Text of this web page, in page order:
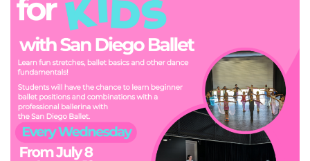
EVENTS CALENDAR